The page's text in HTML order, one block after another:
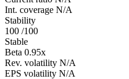
Int. coverage N/A
Stability
100 /100
Stable
Beta 0.95x
Rev. volatility N/A
EPS volatility N/A